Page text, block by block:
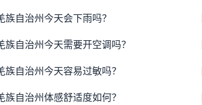
族自治州今天会下雨吗？
族自治州今天需要开空调吗？
族自治州今天容易过敏吗？
族自治州体感舒适度如何？